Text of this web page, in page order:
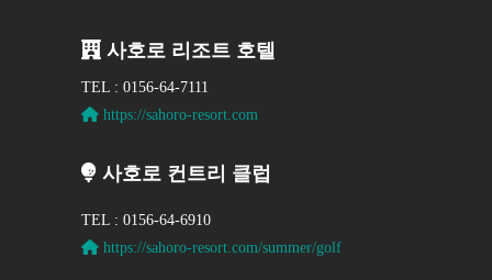
사호로 리조트 호텔
TEL : 0156-64-7111
https://sahoro-resort.com
사호로 컨트리 클럽
TEL : 0156-64-6910
https://sahoro-resort.com/summer/golf